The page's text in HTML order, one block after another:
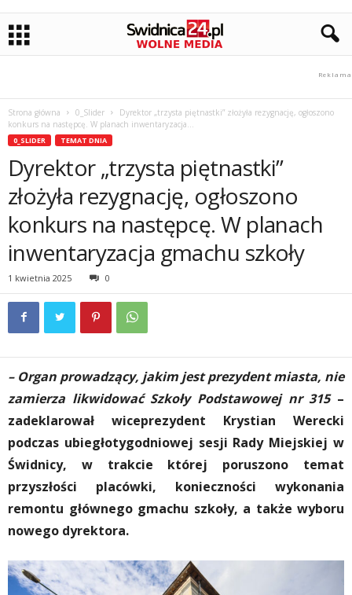
Strona główna 0_Slider
Dyrektor „trzysta piętnastki” złożyła rezygnację, ogłoszono
konkurs na następcę. W planach inwentaryzacja...
0_SLIDER TEMAT DNIA
Dyrektor „trzysta piętnastki”
złożyła rezygnację, ogłoszono
konkurs na następcę. W planach
inwentaryzacja gmachu szkoły
1 kwietnia 2025 0
– Organ prowadzący, jakim jest prezydent miasta, nie
zamierza likwidować Szkoły Podstawowej nr 315–
zadeklarował wiceprezydent Krystian Werecki
podczas ubiegłotygodniowej sesji Rady Miejskiej w
Świdnicy, w trakcie której poruszono temat
przyszłości placówki, konieczności wykonania
remontu głównego gmachu szkoły, a także wyboru
nowego dyrektora.